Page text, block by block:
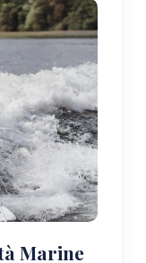
Marine